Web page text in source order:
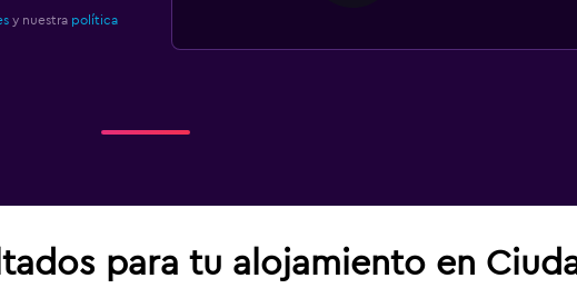
y nuestra política
para tu alojamiento en